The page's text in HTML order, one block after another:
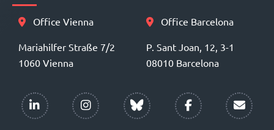
Office Vienna
Mariahilfer Straße 7/2
1060 Vienna
Office Barcelona
P. Sant Joan, 12, 3-1
08010 Barcelona